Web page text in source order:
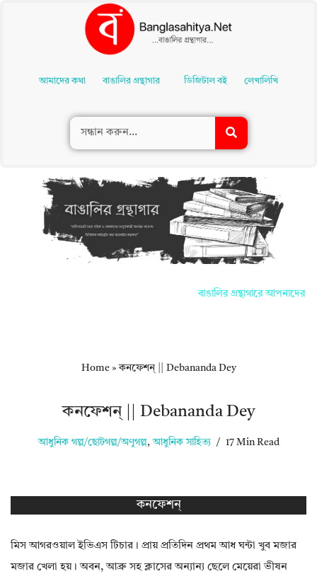
Contentআমাদের কথা বাঙালির গ্রন্থাগার ডিজিটাল বই লেখালিখি
বাঙালির গ্রন্থাগারে আপনাদের সকলকে
Home»কনফেশন্ || Debananda Dey
কনফেশন্ || Debananda Dey
আধুনিক গল্প/ছোটগল্প/অণুগল্প , আধুনিক সাহিত্য 17 Min Read
কনফেশন্
মিস আগরওয়াল ইভিএস টিচার। প্রায় প্রতিদিন প্রথম আধ ঘন্টা খুব মজার
মজার খেলা হয়। অবন, আব্রু সহ ক্লাসের অন্যান্য ছেলে মেয়েরা ভীষন